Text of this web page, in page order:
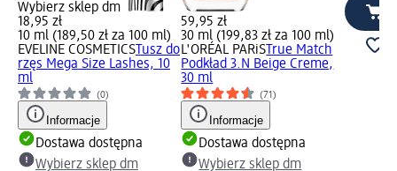
Wybierz sklep dm
18,95 zł
10 ml (189,50 zł za 100 ml)
EVELINE COSMETICSTusz do
rzęs Mega Size Lashes, 10
ml
(0)
Informacje
Dostawa dostępna
Wybierz sklep dm
59,95 zł
30 ml (199,83 zł za 100 ml)
L'ORÉAL PARiSTrue Match
Podkład 3.N Beige Creme,
30 ml
(71)
Informacje
Dostawa dostępna
Wybierz sklep dm